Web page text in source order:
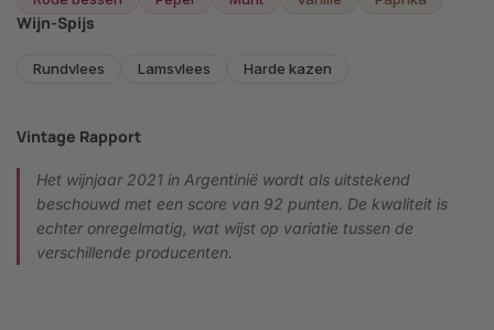
Wijn-Spijs
Rundvlees Lamsvlees Harde kazen
Vintage Rapport
Het wijnjaar 2021 in Argentinië wordt als uitstekend
beschouwd met een score van 92 punten. De kwaliteit is
echter onregelmatig, wat wijst op variatie tussen de
verschillende producenten.